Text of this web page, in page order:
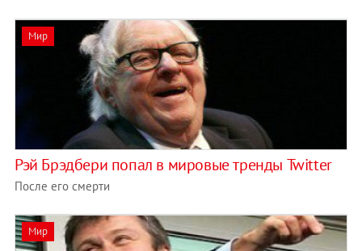
Мир
Рэй Брэдбери попал в мировые тренды Twitter
После его смерти
Мир